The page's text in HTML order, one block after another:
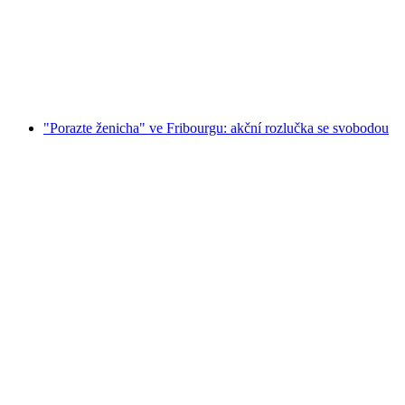
"Porazte ženicha" ve Fribourgu: akční rozlučka se svobodou